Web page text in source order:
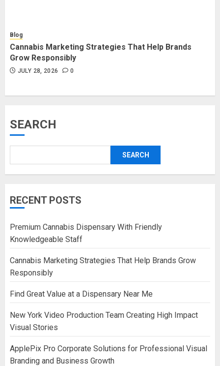
Blog
Cannabis Marketing Strategies That Help Brands
Grow Responsibly
JULY 28, 2026 0
SEARCH
SEARCH
RECENT POSTS
Premium Cannabis Dispensary With Friendly
Knowledgeable Staff
Cannabis Marketing Strategies That Help Brands Grow
Responsibly
Find Great Value at a Dispensary Near Me
New York Video Production Team Creating High Impact
Visual Stories
ApplePix Pro Corporate Solutions for Professional Visual
Branding and Business Growth